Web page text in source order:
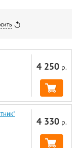
4 250 р.
4 330 р.